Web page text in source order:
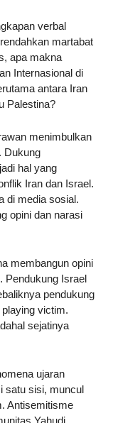
verbal
martabat
apa makna
Internasional di
antara Iran
Palestina?
menimbulkan
Dukung
hal yang
Iran dan Israel.
di media sosial.
opini dan narasi
membangun opini
Pendukung Israel
pendukung
victim.
sejatinya
ujaran
satu sisi, muncul
Antisemitisme
Yahudi.